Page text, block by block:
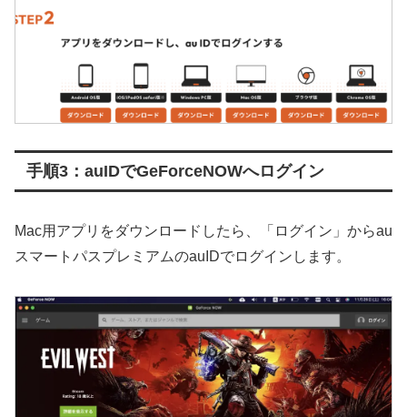
手順3：auIDでGeForceNOWへログイン
Mac用アプリをダウンロードしたら、「ログイン」からau
スマートパスプレミアムのauIDでログインします。